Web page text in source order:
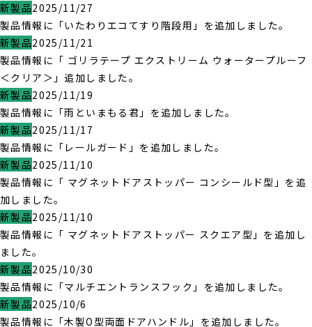
新製品2025/11/27
製品情報に「いたわりエコてすり階段用」を追加しました。
新製品2025/11/21
製品情報に「 ゴリラテープ エクストリーム ウォータープルーフ
＜クリア＞」追加しました。
新製品2025/11/19
製品情報に「雨といまもる君」を追加しました。
新製品2025/11/17
製品情報に「レールガード」を追加しました。
新製品2025/11/10
製品情報に「 マグネットドアストッパー コンシールド型」を追
加しました。
新製品2025/11/10
製品情報に「 マグネットドアストッパー スクエア型」を追加し
ました。
新製品2025/10/30
製品情報に「マルチエントランスフック」を追加しました。
新製品2025/10/6
製品情報に「木製O型両面ドアハンドル」を追加しました。